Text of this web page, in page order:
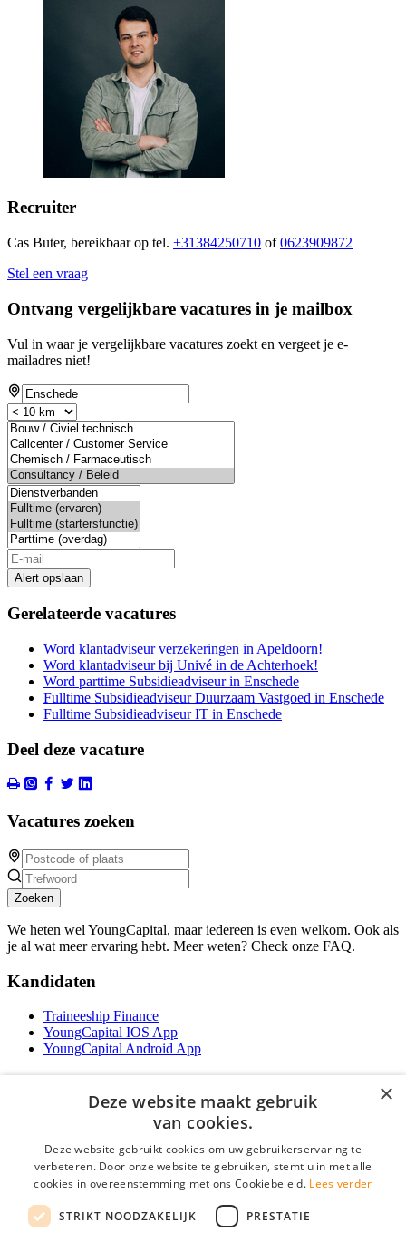
Recruiter
Cas Buter, bereikbaar op tel. +31384250710 of0623909872
Stel een vraag
Ontvang vergelijkbare vacatures in je mailbox
Vul in waar je vergelijkbare vacatures zoekt en vergeet je e-
mailadres niet!
Alert opslaan
Gerelateerde vacatures
Word klantadviseur verzekeringen in Apeldoorn!
Word klantadviseur bij Univé in de Achterhoek!
Word parttime Subsidieadviseur in Enschede
Fulltime Subsidieadviseur Duurzaam Vastgoed in Enschede
Fulltime Subsidieadviseur IT in Enschede
Deel deze vacature
Vacatures zoeken
Zoeken
We heten wel YoungCapital, maar iedereen is even welkom. Ook als
je al wat meer ervaring hebt. Meer weten? Check onze FAQ.
Kandidaten
Traineeship Finance
YoungCapital IOS App
YoungCapital Android App
Contractvormen
Brochure aanvragen
Vacature aanmelden
Partners
×
Deze website maakt gebruik
van cookies.
Deze website gebruikt cookies om uw gebruikerservaring te
verbeteren. Door onze website te gebruiken, stemt u in met alle
cookies in overeenstemming met ons Cookiebeleid. Lees verder
STRIKT NOODZAKELIJK PRESTATIE